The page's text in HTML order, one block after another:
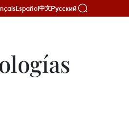
Español中文Русский